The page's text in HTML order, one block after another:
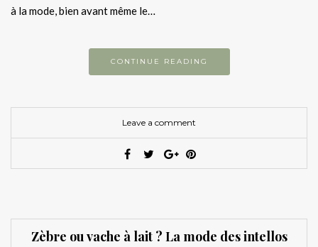
à la mode, bien avant même le…
CONTINUE READING
Leave a comment
Zèbre ou vache à lait ? La mode des intellos